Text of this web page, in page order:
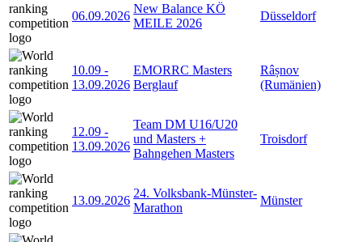
06.09.2026
New Balance KÖ
MEILE 2026
Düsseldorf
10.09 -
13.09.2026
EMORRC Masters
Berglauf
Râșnov
(Rumänien)
12.09 -
13.09.2026
Team DM U16/U20
und Masters +
Bahngehen Masters
Troisdorf
13.09.2026
24. Volksbank-Münster-
Marathon
Münster